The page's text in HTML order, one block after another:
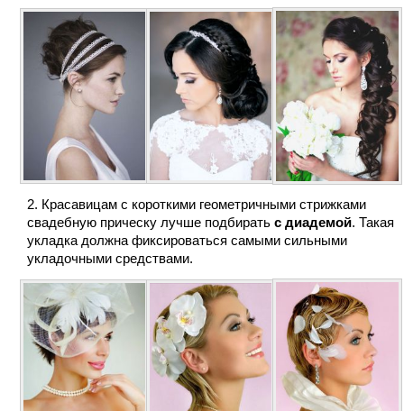
Красавицам с короткими геометричными стрижками
свадебную прическу лучше подбирать с диадемой. Такая
укладка должна фиксироваться самыми сильными
укладочными средствами.